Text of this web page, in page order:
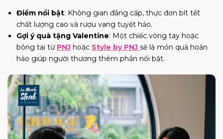
Điểm nổi bật: Không gian đẳng cấp, thực đơn bít tết
chất lượng cao và rượu vang tuyệt hảo.
Gợi ý quà tặng Valentine: Một chiếc vòng tay hoặc
bông tai từ PNJ hoặc Style by PNJ sẽ là món quà hoàn
hảo giúp người thương thêm phần nổi bật.